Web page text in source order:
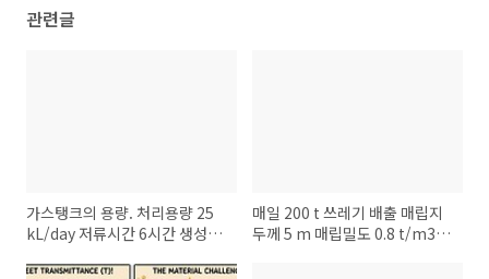
관련글
가스탱크의 용량. 처리용량 25
kL/day 저류시간 6시간 생성가
매일 200 t 쓰레기 배출 매립지
두께 5 m 매립밀도 0.8 t/m3 5